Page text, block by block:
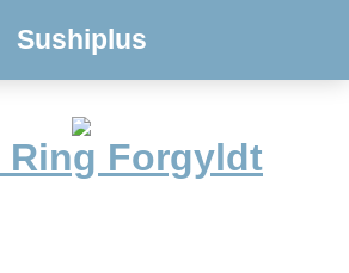
Sushiplus
Ring Forgyldt